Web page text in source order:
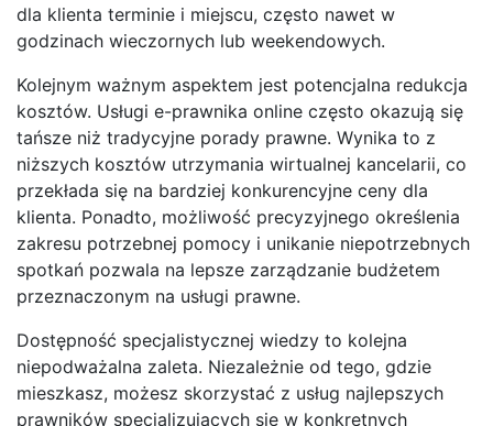
dla klienta terminie i miejscu, często nawet w
godzinach wieczornych lub weekendowych.
Kolejnym ważnym aspektem jest potencjalna redukcja
kosztów. Usługi e-prawnika online często okazują się
tańsze niż tradycyjne porady prawne. Wynika to z
niższych kosztów utrzymania wirtualnej kancelarii, co
przekłada się na bardziej konkurencyjne ceny dla
klienta. Ponadto, możliwość precyzyjnego określenia
zakresu potrzebnej pomocy i unikanie niepotrzebnych
spotkań pozwala na lepsze zarządzanie budżetem
przeznaczonym na usługi prawne.
Dostępność specjalistycznej wiedzy to kolejna
niepodważalna zaleta. Niezależnie od tego, gdzie
mieszkasz, możesz skorzystać z usług najlepszych
prawników specjalizujących się w konkretnych